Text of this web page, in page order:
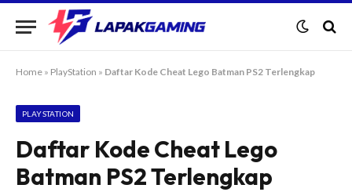
Home » PlayStation » Daftar Kode Cheat Lego Batman PS2 Terlengkap
PLAYSTATION
Daftar Kode Cheat Lego
Batman PS2 Terlengkap